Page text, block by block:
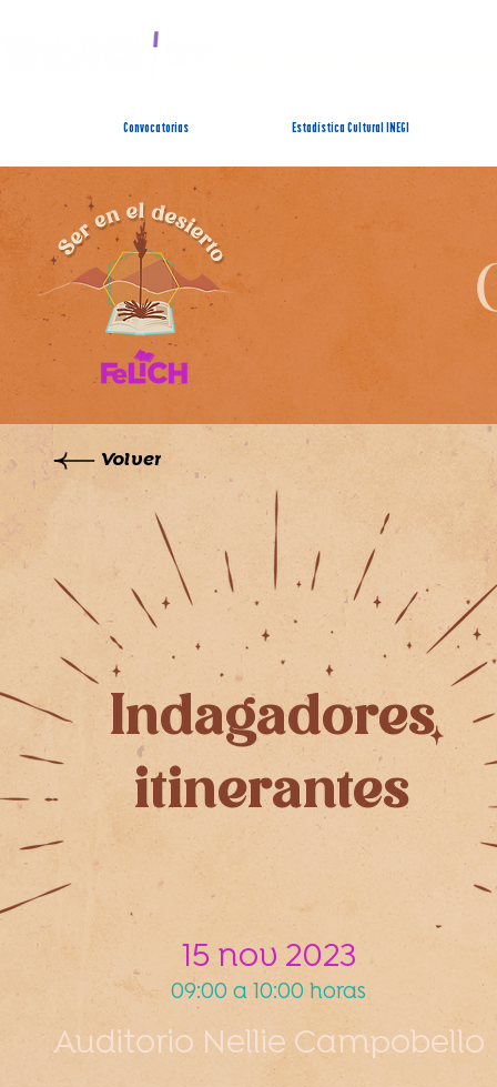
Convocatorias Estadística Cultural INEGI
Volver
Indagadores
itinerantes
15 nov 2023
09:00 a 10:00 horas
Auditorio Nellie Campobello